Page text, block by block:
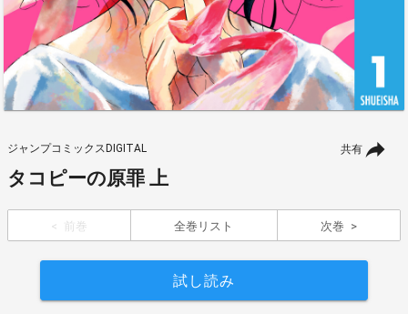
共有
ジャンプコミックスDIGITAL
タコピーの原罪 上
前巻 全巻リスト 次巻
試し読み